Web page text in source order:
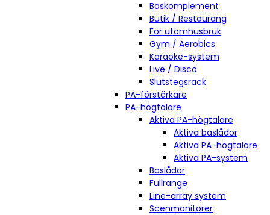
Baskomplement
Butik / Restaurang
För utomhusbruk
Gym / Aerobics
Karaoke-system
Live / Disco
Slutstegsrack
PA-förstärkare
PA-högtalare
Aktiva PA-högtalare
Aktiva baslådor
Aktiva PA-högtalare
Aktiva PA-system
Baslådor
Fullrange
Line-array system
Scenmonitorer